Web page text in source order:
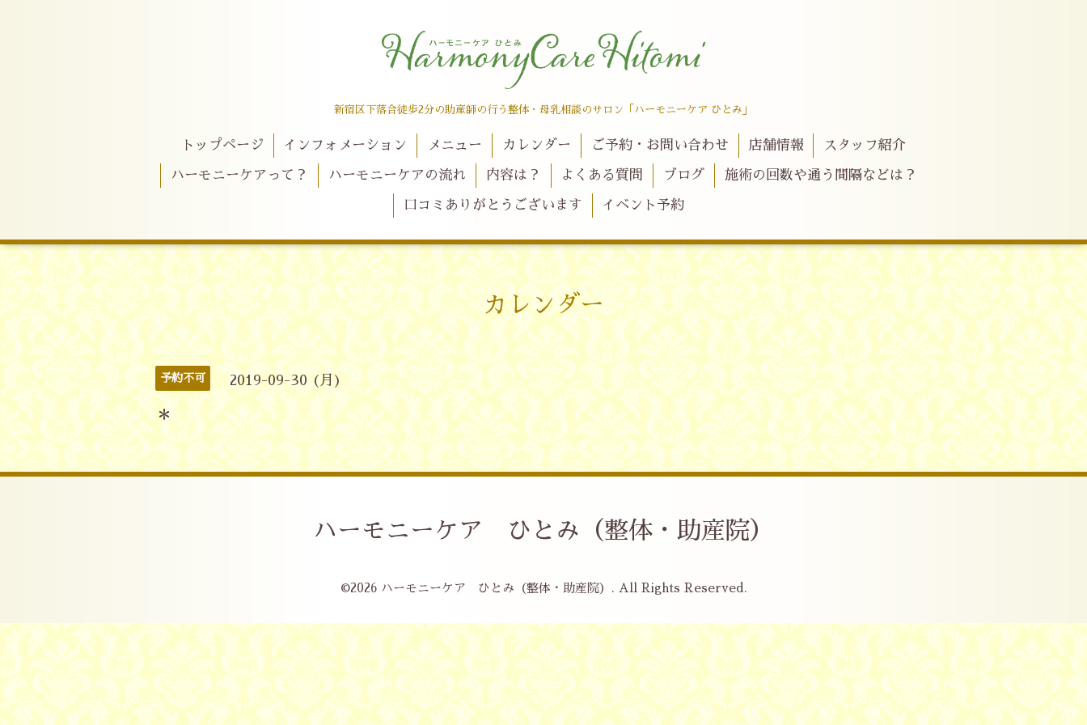
新宿区下落合徒歩2分の助産師の行う整体・母乳相談のサロン「ハーモニーケア ひとみ」
トップページ インフォメーション メニュー カレンダー ご予約・お問い合わせ 店舗情報 スタッフ紹介
ハーモニーケアって？ ハーモニーケアの流れ 内容は？ よくある質問 ブログ 施術の回数や通う間隔などは？
口コミありがとうございます イベント予約
カレンダー
予約不可 2019-09-30 (月)
＊
ハーモニーケア ひとみ（整体・助産院）
©2026 ハーモニーケア ひとみ（整体・助産院） . All Rights Reserved.